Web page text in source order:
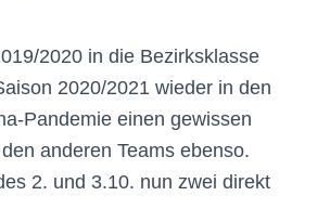
2020 in die Bezirksklasse
2020/2021 wieder in den
Pandemie einen gewissen
anderen Teams ebenso.
2. und 3.10. nun zwei direkt